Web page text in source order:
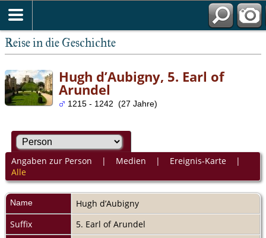
Reise in die Geschichte
Hugh d’Aubigny, 5. Earl of
Arundel
1215 - 1242 (27 Jahre)
Angaben zur Person | Medien | Ereignis-Karte|
Alle
Name Hugh d’Aubigny
Suffix
5. Earl of Arundel